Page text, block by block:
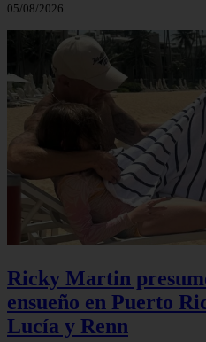
05/08/2026
Ricky Martin
ensueño en Puerto
Lucía y Renn